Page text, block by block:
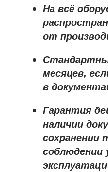
На всё
от
месяцев,
в
Гарантия
наличии
сохранении
соблюдении